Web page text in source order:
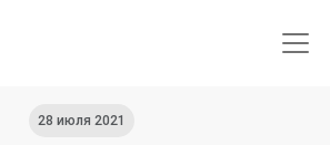
28 июля 2021